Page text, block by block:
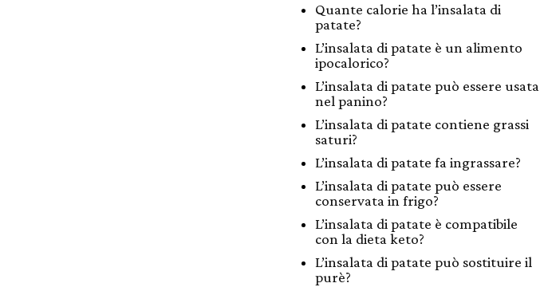
Quante calorie ha l’insalata di
patate?
L’insalata di patate è un alimento
ipocalorico?
L’insalata di patate può essere usata
nel panino?
L’insalata di patate contiene grassi
saturi?
L’insalata di patate fa ingrassare?
L’insalata di patate può essere
conservata in frigo?
L’insalata di patate è compatibile
con la dieta keto?
L’insalata di patate può sostituire il
purè?